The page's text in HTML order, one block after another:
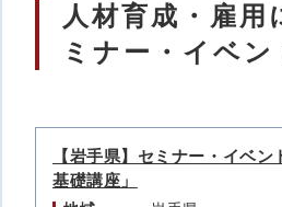
人材育成・雇用
ミナー・イベン
【岩手県】セミナー・イベ
基礎講座」